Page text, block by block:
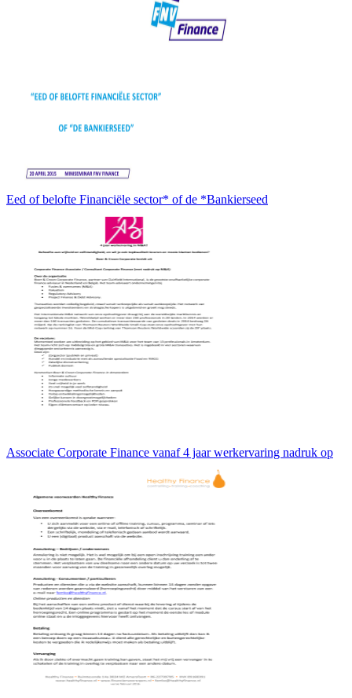
Eed of belofte Financiële sector* of de *Bankierseed
Associate Corporate Finance vanaf 4 jaar werkervaring nadruk op